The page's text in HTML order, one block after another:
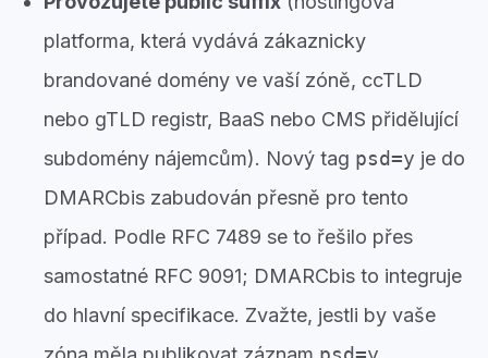
platforma, která vydává zákaznicky
brandované domény ve vaší zóně, ccTLD
nebo gTLD registr, BaaS nebo CMS přidělující
subdomény nájemcům). Nový tag psd=y je do
DMARCbis zabudován přesně pro tento
případ. Podle RFC 7489 se to řešilo přes
samostatné RFC 9091; DMARCbis to integruje
do hlavní specifikace. Zvažte, jestli by vaše